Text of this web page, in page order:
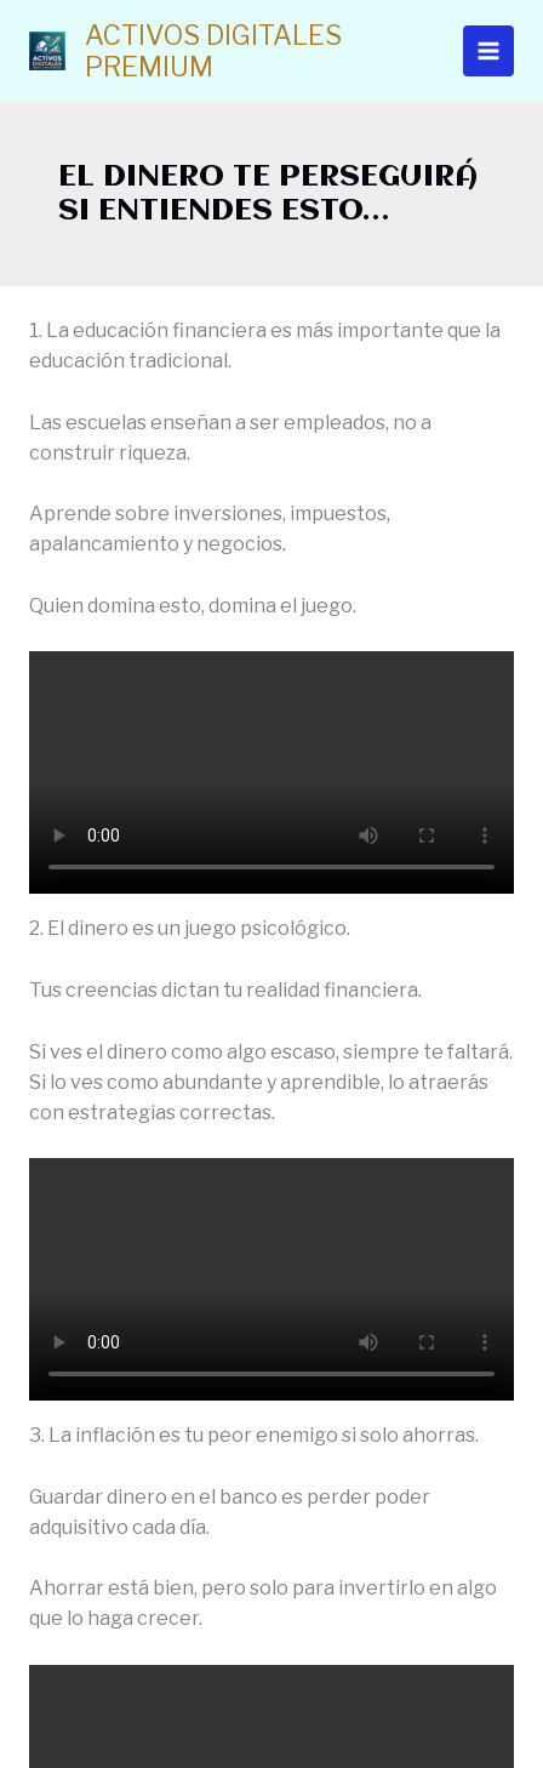
contenido
ACTIVOS DIGITALES
PREMIUM
EL DINERO TE PERSEGUIRÁ
SI ENTIENDES ESTO…
1. La educación financiera es más importante que la
educación tradicional.
Las escuelas enseñan a ser empleados, no a
construir riqueza.
Aprende sobre inversiones, impuestos,
apalancamiento y negocios.
Quien domina esto, domina el juego.
2. El dinero es un juego psicológico.
Tus creencias dictan tu realidad financiera.
Si ves el dinero como algo escaso, siempre te faltará.
Si lo ves como abundante y aprendible, lo atraerás
con estrategias correctas.
3. La inflación es tu peor enemigo si solo ahorras.
Guardar dinero en el banco es perder poder
adquisitivo cada día.
Ahorrar está bien, pero solo para invertirlo en algo
que lo haga crecer.